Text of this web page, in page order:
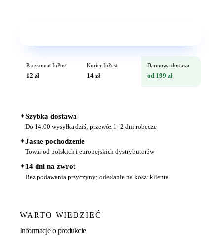
Paczkomat InPost
12 zł
Kurier InPost
14 zł
Darmowa dostawa
od 199 zł
✦Szybka dostawa
Do 14:00 wysyłka dziś; przewóz 1–2 dni robocze
✦Jasne pochodzenie
Towar od polskich i europejskich dystrybutorów
✦14 dni na zwrot
Bez podawania przyczyny; odesłanie na koszt klienta
WARTO WIEDZIEĆ
Informacje o produkcie